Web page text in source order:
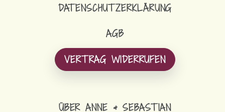
DATENSCHUTZERKLÄRUNG
AGB
VERTRAG WIDERRUFEN
ÜBER ANNE & SEBASTIAN